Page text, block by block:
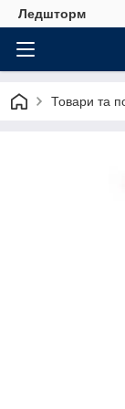
Ледшторм
Товари та